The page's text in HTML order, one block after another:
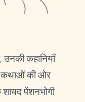
कहानियाँ
कथाओं की ओर
पेंशनभोगी